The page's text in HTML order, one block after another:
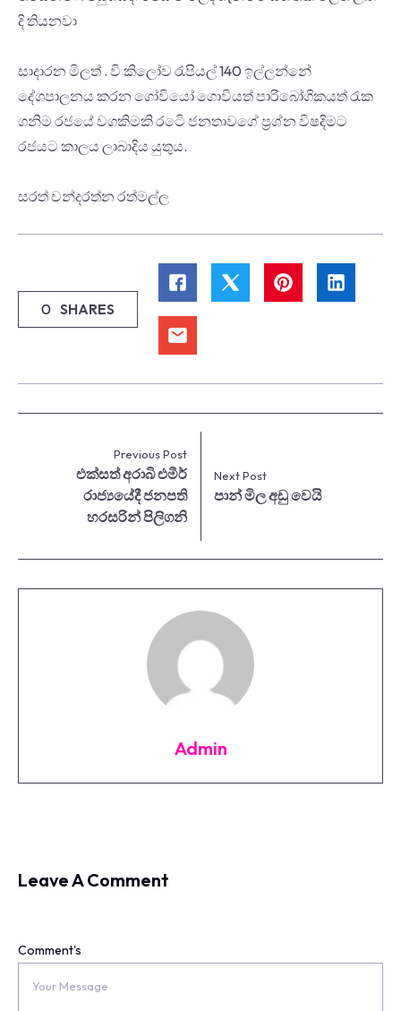
දි තියනවා
සාදාරන මිලත් . වි කිලෝව රැපියල් 140 ඉල්ලන්නේ
දේශපාලනය කරන ගෝවියෝ ගොවියත් පාරිබෝගිකයත් රැක
ගනිම රජයේ වගකිමකි රටෙි ජනතාවගේ ප්‍රශ්න විෂදිමට
රජයට කාලය ලාබාදිය යුතුය.
සරත් චන්දරත්න රත්මල්ල
0 SHARES
Previous Post
එක්සත් අරාබි එමීර්
රාජ්‍යයේදී ජනපති
හරසරින් පිලිගනි
Next Post
පාන් මිල අඩු වෙයි
Admin
Leave A Comment
Comment's